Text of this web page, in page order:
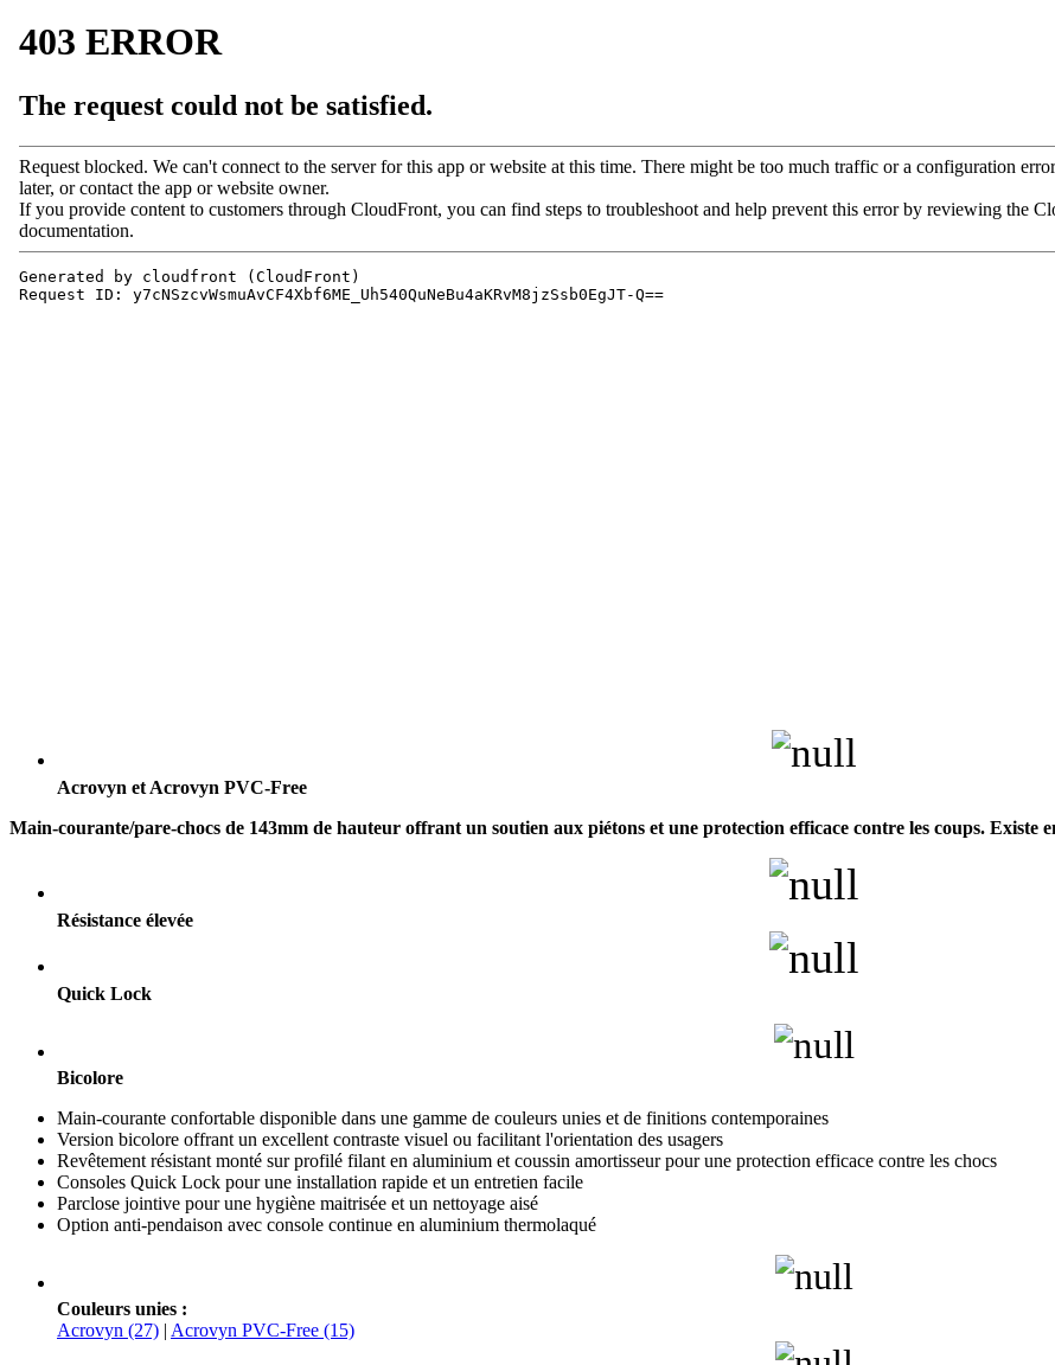
Acrovyn et Acrovyn PVC-Free
Main-courante/pare-chocs de 143mm de hauteur offrant un soutien aux piétons et une protection efficace contre les coups.
Résistance élevée
Quick Lock
Bicolore
Main-courante confortable disponible dans une gamme de couleurs unies et de finitions contemporaines
Version bicolore offrant un excellent contraste visuel ou facilitant l'orientation des usagers
Revêtement résistant monté sur profilé filant en aluminium et coussin amortisseur pour une protection efficace contre les chocs
Consoles Quick Lock pour une installation rapide et un entretien facile
Parclose jointive pour une hygiène maitrisée et un nettoyage aisé
Option anti-pendaison avec console continue en aluminium thermolaqué
Couleurs unies :
Acrovyn (27) | Acrovyn PVC-Free (15)